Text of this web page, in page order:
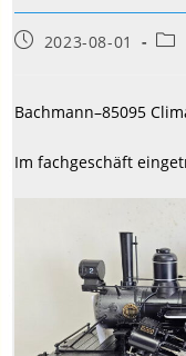
Beitrag2023-08-01
Bachmann–85095
Im fachgeschäft